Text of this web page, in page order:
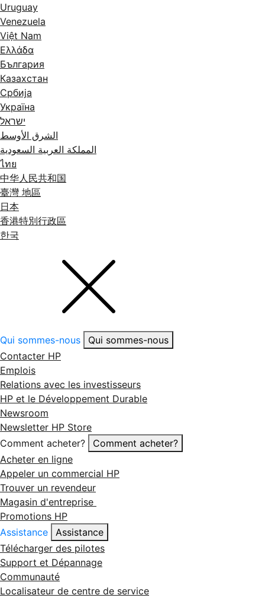
Uruguay
Venezuela
Việt Nam
Ελλάδα
България
Казахстан
Србија
Україна
ישראל
الشرق الأوسط
المملكة العربية السعودية
ไทย
中华人民共和国
臺灣 地區
日本
香港特別行政區
한국
Qui sommes-nous
Qui sommes-nous
Contacter HP
Emplois
Relations avec les investisseurs
HP et le Développement Durable
Newsroom
Newsletter HP Store
Comment acheter?
Comment acheter?
Acheter en ligne
Appeler un commercial HP
Trouver un revendeur
Magasin d'entreprise
Promotions HP
Assistance
Assistance
Télécharger des pilotes
Support et Dépannage
Communauté
Localisateur de centre de service